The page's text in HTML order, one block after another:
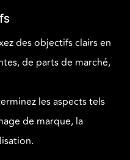
des objectifs clairs en
de parts de marché,
les aspects tels
de marque, la